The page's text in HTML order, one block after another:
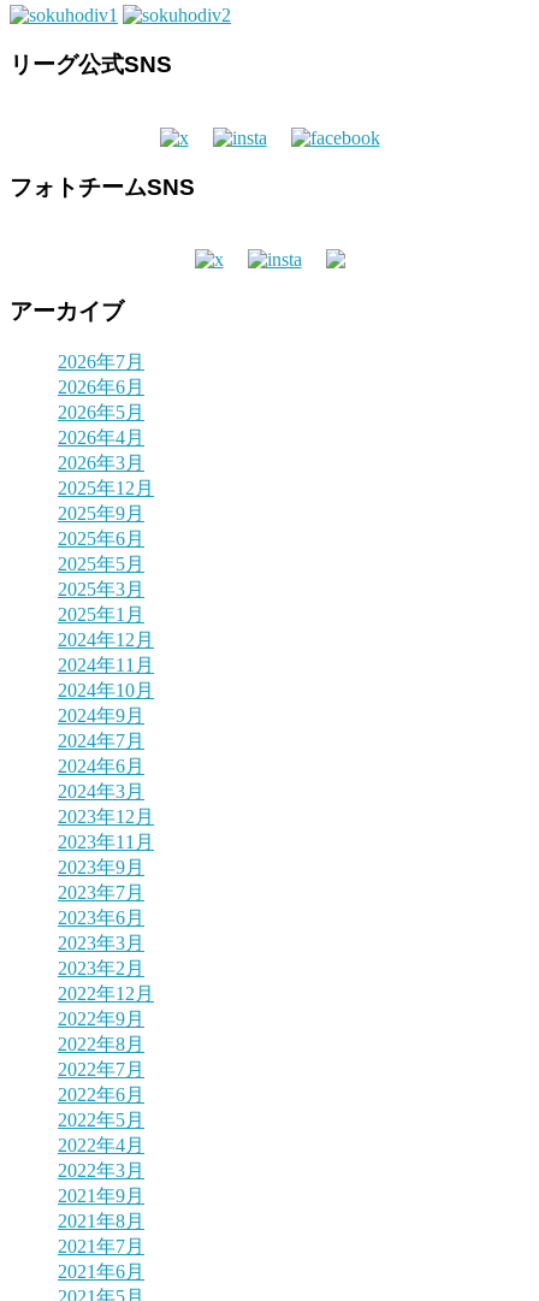
リーグ公式SNS
フォトチームSNS
アーカイブ
2026年7月
2026年6月
2026年5月
2026年4月
2026年3月
2025年12月
2025年9月
2025年6月
2025年5月
2025年3月
2025年1月
2024年12月
2024年11月
2024年10月
2024年9月
2024年7月
2024年6月
2024年3月
2023年12月
2023年11月
2023年9月
2023年7月
2023年6月
2023年3月
2023年2月
2022年12月
2022年9月
2022年8月
2022年7月
2022年6月
2022年5月
2022年4月
2022年3月
2021年9月
2021年8月
2021年7月
2021年6月
2021年5月